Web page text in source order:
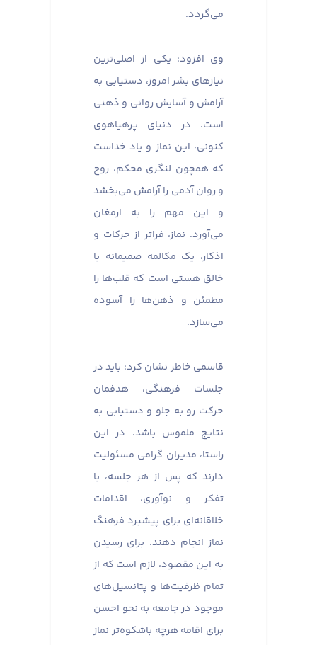
می‌گردد.
وی افزود: یکی از اصلی‌ترین
نیازهای بشر امروز، دستیابی به
آرامش و آسایش روانی و ذهنی
است. در دنیای پرهیاهوی
کنونی، این نماز و یاد خداست
که همچون لنگری محکم، روح
و روان آدمی را آرامش می‌بخشد
و این مهم را به ارمغان
می‌آورد. نماز، فراتر از حرکات و
اذکار، یک مکالمه صمیمانه با
خالق هستی است که قلب‌ها را
مطمئن و ذهن‌ها را آسوده
می‌سازد.
قاسمی خاطر نشان کرد: باید در
جلسات فرهنگی، هدفمان
حرکت رو به جلو و دستیابی به
نتایج ملموس باشد. در این
راستا، مدیران گرامی مسئولیت
دارند که پس از هر جلسه، با
تفکر و نوآوری، اقدامات
خلاقانه‌ای برای پیشبرد فرهنگ
نماز انجام دهند. برای رسیدن
به این مقصود، لازم است که از
تمام ظرفیت‌ها و پتانسیل‌های
موجود در جامعه به نحو احسن
برای اقامه هرچه باشکوه‌تر نماز